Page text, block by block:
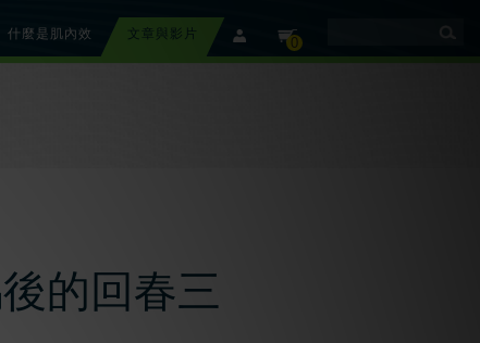
cart 0
member
什麼是肌內效
文章與影片
的回春三